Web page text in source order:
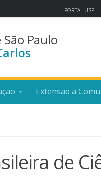
PORTAL USP
Paulo
Extensão à
de